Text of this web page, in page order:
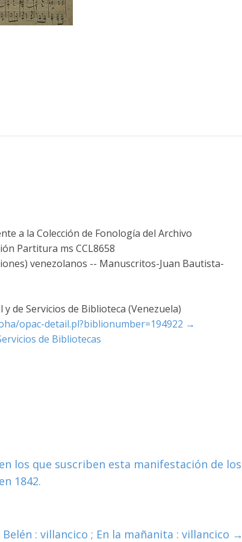
a la Colección de Fonología del Archivo
Partitura ms CCL8658
venezolanos -- Manuscritos-Juan Bautista-
de Servicios de Biblioteca (Venezuela)
opac-detail.pl?biblionumber=194922 →
de Bibliotecas
los que suscriben esta manifestación de los
1842.
Belén : villancico ; En la mañanita : villancico →